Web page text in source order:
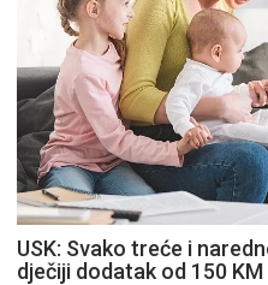
USK: Svako treće i
dječiji dodatak od 150 KM